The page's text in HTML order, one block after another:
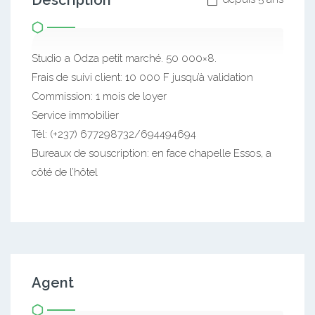
Studio a Odza petit marché. 50 000×8.
Frais de suivi client: 10 000 F jusqu’à validation
Commission: 1 mois de loyer
Service immobilier
Tél: (+237) 677298732/694494694
Bureaux de souscription: en face chapelle Essos, a
côté de l’hôtel
Agent